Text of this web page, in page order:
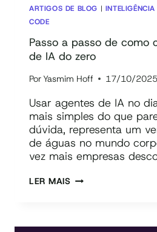
ARTIGOS DE BLOG |
CODE
Passo a passo de como
de IA do zero
Por Yasmim Hoff 17/10/2025
Usar agentes de IA no
mais simples do que
dúvida, representa um
de águas no mundo
vez mais empresas
LER MAISPASSO